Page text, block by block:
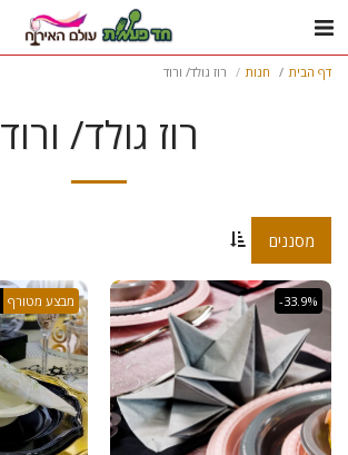
דף הבית חנות רוז גולד/ ורוד
רוז גולד/ ורוד
מסננים
-33.9% מבצע מטורף